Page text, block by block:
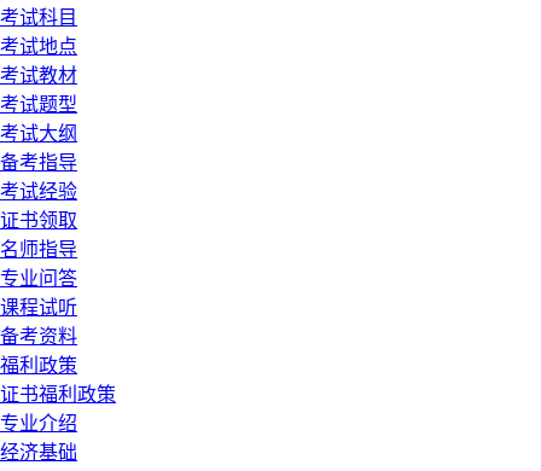
考试科目
考试地点
考试教材
考试题型
考试大纲
备考指导
考试经验
证书领取
名师指导
专业问答
课程试听
备考资料
福利政策
证书福利政策
专业介绍
经济基础